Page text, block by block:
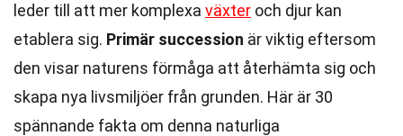
leder till att mer komplexa växter och djur kan
etablera sig. Primär succession är viktig eftersom
den visar naturens förmåga att återhämta sig och
skapa nya livsmiljöer från grunden. Här är 30
spännande fakta om denna naturliga